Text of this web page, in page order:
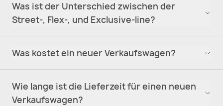
Was ist der Unterschied zwischen der
Street-, Flex-, und Exclusive-line?
Was kostet ein neuer Verkaufswagen?
Wie lange ist die Lieferzeit für einen neuen
Verkaufswagen?